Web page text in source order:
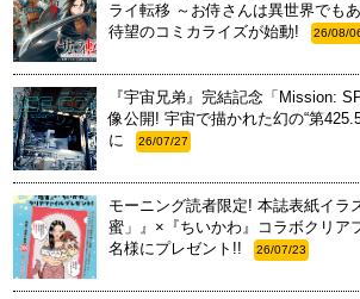
ライ転移 ～お侍さんは異世界でも
待望のコミカライズが始動!
26/08/
『宇宙兄弟』完結記念「Mission:
像公開! 宇宙で描かれた幻の“第
に
26/07/27
モーニング読者限定! 本誌表紙イラ
蜜」』×『ちいかわ』コラボクリア
名様にプレゼント!!
26/07/23